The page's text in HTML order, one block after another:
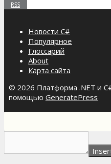
RSS
Новости C#
Популярное
Глоссарий
About
Карта сайта
© 2026 Платформа .NET и
помощью GeneratePress